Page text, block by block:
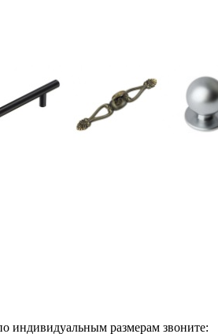
индивидуальным размерам звоните: